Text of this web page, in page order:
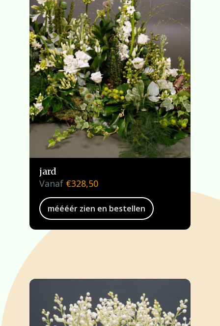
jard
Vanaf €328,50
méééér zien en bestellen